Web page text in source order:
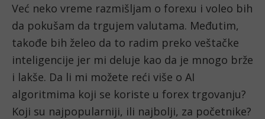
Već neko vreme razmišljam o forexu i voleo bih
da pokušam da trgujem valutama. Međutim,
takođe bih želeo da to radim preko veštačke
inteligencije jer mi deluje kao da je mnogo brže
i lakše. Da li mi možete reći više o AI
algoritmima koji se koriste u forex trgovanju?
Koji su najpopularniji, ili najbolji, za početnike?